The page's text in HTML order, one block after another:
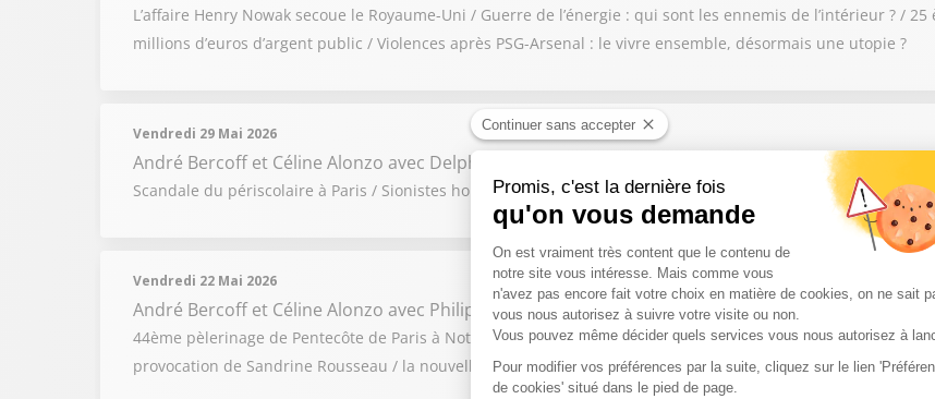
L’affaire Henry Nowak secoue le Royaume-Uni / Guerre de l’énergie : qui sont les ennemis de l’intérieur ? /
millions d’euros d’argent public / Violences après PSG-Arsenal : le vivre ensemble, désormais une utopie ?
Vendredi 29 Mai 2026
André Bercoff et Céline Alonzo avec Delphine Burkli
Scandale du périscolaire à Paris / Sionistes hors de notre ville » : l’affiche de la honte / Présidentielle 2027 :
Vendredi 22 Mai 2026
André Bercoff et Céline Alonzo avec Philippe Darantière
44ème pèlerinage de Pentecôte de Paris à Notre-Dame de Chartres du 23 au 25 mai / « Cadavre de vache
provocation de Sandrine Rousseau / la nouvelle saillie d'une députée LFI contre le Canon français.